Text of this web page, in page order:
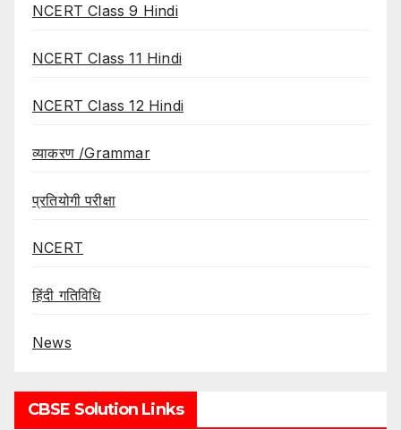
NCERT Class 9 Hindi
NCERT Class 11 Hindi
NCERT Class 12 Hindi
व्याकरण /Grammar
प्रतियोगी परीक्षा
NCERT
हिंदी गतिविधि
News
CBSE Solution Links